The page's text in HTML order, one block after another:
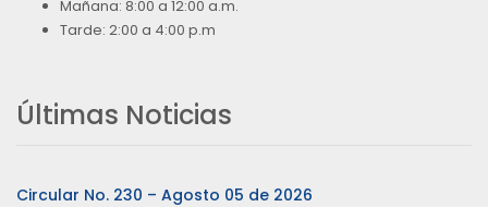
Mañana: 8:00 a 12:00 a.m.
Tarde: 2:00 a 4:00 p.m
Últimas Noticias
Circular No. 230 – Agosto 05 de 2026